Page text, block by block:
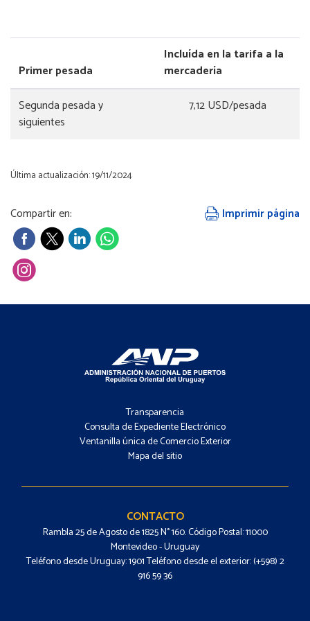
Primer pesada
Incluída en la tarifa a la
mercadería
Segunda pesada y
siguientes
7,12 USD/pesada
Última actualización: 19/11/2024
Compartir en: Imprimir página
-
Menú
Transparencia
Consulta de Expediente Electrónico
Ventanilla única de Comercio Exterior
Mapa del sitio
-
Contacto
CONTACTO
Rambla 25 de Agosto de 1825 N° 160. Código Postal: 11000
Montevideo - Uruguay
Teléfono desde Uruguay: 1901 Teléfono desde el exterior: (+598) 2
916 59 36